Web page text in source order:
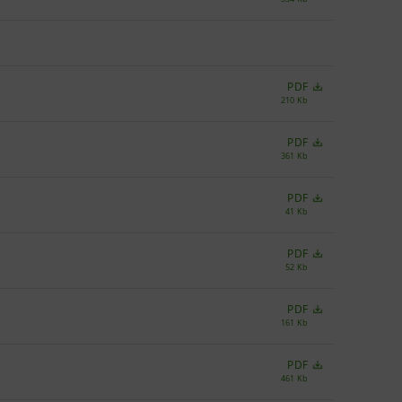
PDF
210 Kb
PDF
361 Kb
PDF
41 Kb
PDF
52 Kb
PDF
161 Kb
PDF
461 Kb